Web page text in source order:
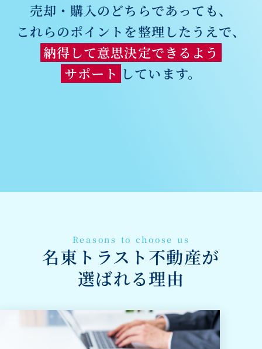
売却・購入のどちらであっても、
これらのポイントを整理したうえで、
納得して意思決定できるよう
サポート しています。
Reasons to choose us
名東トラスト不動産が
選ばれる理由